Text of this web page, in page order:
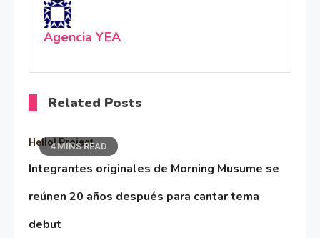
Agencia YEA
Related Posts
4 MINS READ
Hello! Project
Integrantes originales de Morning Musume se
reúnen 20 años después para cantar tema
debut